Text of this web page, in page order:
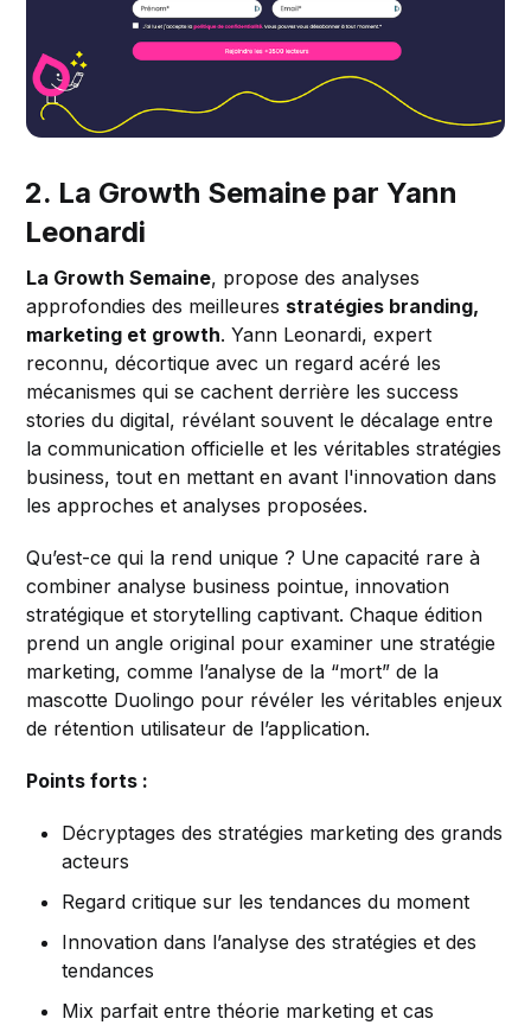
2. La Growth Semaine par Yann
Leonardi
La Growth Semaine, propose des analyses
approfondies des meilleures stratégies branding,
marketing et growth. Yann Leonardi, expert
reconnu, décortique avec un regard acéré les
mécanismes qui se cachent derrière les success
stories du digital, révélant souvent le décalage entre
la communication officielle et les véritables stratégies
business, tout en mettant en avant l'innovation dans
les approches et analyses proposées.
Qu’est-ce qui la rend unique ? Une capacité rare à
combiner analyse business pointue, innovation
stratégique et storytelling captivant. Chaque édition
prend un angle original pour examiner une stratégie
marketing, comme l’analyse de la “mort” de la
mascotte Duolingo pour révéler les véritables enjeux
de rétention utilisateur de l’application.
Points forts :
Décryptages des stratégies marketing des grands
acteurs
Regard critique sur les tendances du moment
Innovation dans l’analyse des stratégies et des
tendances
Mix parfait entre théorie marketing et cas